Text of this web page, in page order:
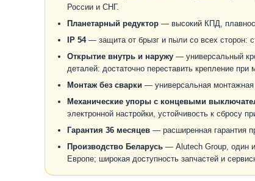
России и СНГ.
Планетарный редуктор — высокий КПД,
IP 54— защита от брызг и пыли со всех сторон:
Открытие внутрь и наружу — универсальный
деталей: достаточно переставить крепление при
Монтаж без сварки — универсальная монтажная
Механические упоры с концевыми
электронной настройки, устойчивость к сбросу
Гарантия 36 месяцев — расширенная гарантия
Производство Беларусь — Alutech Group, один
Европе; широкая доступность запчастей и